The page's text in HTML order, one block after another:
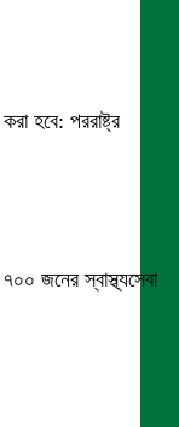
হবে: পররাষ্ট্র
জনের স্বাস্থ্যসেবা